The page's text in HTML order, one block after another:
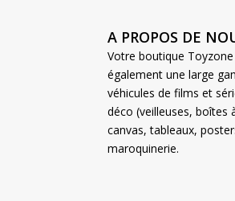
A PROPOS DE
Votre boutique
également une large
véhicules de films et
déco (veilleuses, boîtes
canvas, tableaux,
maroquinerie.